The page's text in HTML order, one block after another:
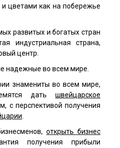
цветами как на побережье
развитых и богатых стран
индустриальная страна,
центр.
надежные во всем мире.
знамениты во всем мире,
дать швейцарское
с перспективой получения
открыть бизнес
получения прибыли